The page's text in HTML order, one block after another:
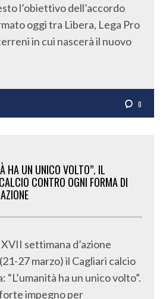
l’obiettivo dell’accordo
oggi tra Libera, Lega Pro
in cui nascerà il nuovo
0
HA UN UNICO VOLTO”. IL
CONTRO OGNI FORMA DI
settimana d’azione
27 marzo) il Cagliari calcio
“L’umanità ha un unico volto”.
impegno per